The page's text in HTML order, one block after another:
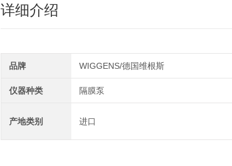
详细介绍
品牌 WIGGENS/德国维根斯
仪器种类 隔膜泵
产地类别 进口